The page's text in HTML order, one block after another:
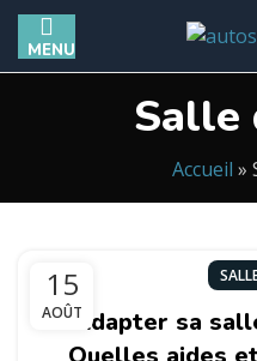
MENU
Salle
Accueil »
15
AOÛTAdapter sa